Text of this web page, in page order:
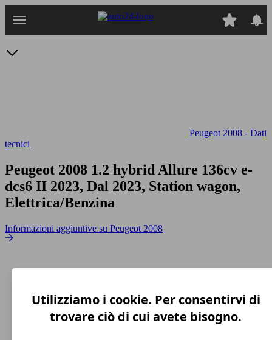
Peugeot 2008 - Dati
tecnici
Peugeot 2008 1.2 hybrid Allure 136cv e-
dcs6 II 2023, Dal 2023, Station wagon,
Elettrica/Benzina
Informazioni aggiuntive su Peugeot 2008
Utilizziamo i cookie. Per consentirvi di
trovare ciò di cui avete bisogno.